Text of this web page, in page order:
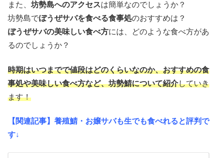
また、 坊勢島へのアクセスは簡単なのでしょうか？
坊勢島でぼうぜサバを食べる食事処のおすすめは？
ぼうぜサバの美味しい食べ方には、どのような食べ方があ
るのでしょうか？
時期はいつまでで値段はどのくらいなのか、おすすめの食
事処や美味しい食べ方など、坊勢鯖について紹介していき
ます！
【関連記事】養殖鯖・お嬢サバも生でも食べれると評判で
す↓